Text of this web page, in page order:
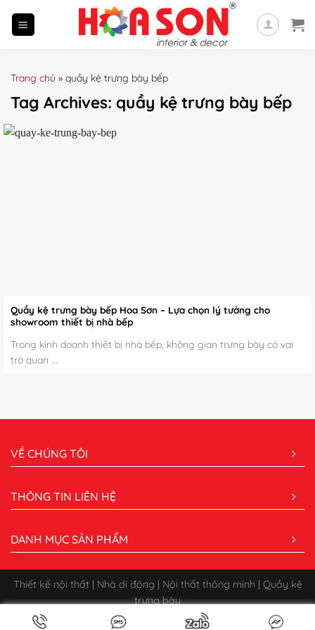
Trang chủ » quầy kệ trưng bày bếp
Tag Archives: quầy kệ trưng bày bếp
Quầy kệ trưng bày bếp Hoa Sơn – Lựa chọn lý tưởng cho
showroom thiết bị nhà bếp
Trong kinh doanh thiết bị nhà bếp, không gian trưng bày có vai
trò quan ...
VỀ CHÚNG TÔI
THÔNG TIN LIÊN HỆ
DANH MỤC SẢN PHẨM
Thiết kế nội thất | Nhà di động | Nội thất thông minh | Quầy kệ
trưng bày
Bản quyền 2026 ©
CÔNG TY CỔ PHẦN XÂY DỰNG QUẢNG CÁO